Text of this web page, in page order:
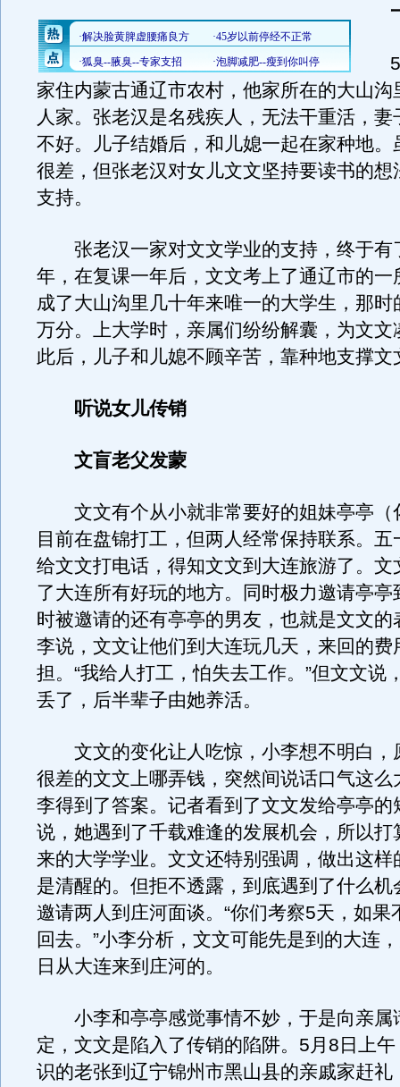
一
51
家住内蒙古通辽市农村，他家所在的大山沟
人家。张老汉是名残疾人，无法干重活，妻
不好。儿子结婚后，和儿媳一起在家种地。
很差，但张老汉对女儿文文坚持要读书的想
支持。
张老汉一家对文文学业的支持，终于有
年，在复课一年后，文文考上了通辽市的一
成了大山沟里几十年来唯一的大学生，那时
万分。上大学时，亲属们纷纷解囊，为文文
此后，儿子和儿媳不顾辛苦，靠种地支撑文
听说女儿传销
文盲老父发蒙
文文有个从小就非常要好的姐妹亭亭（
目前在盘锦打工，但两人经常保持联系。五
给文文打电话，得知文文到大连旅游了。文
了大连所有好玩的地方。同时极力邀请亭亭
时被邀请的还有亭亭的男友，也就是文文的
李说，文文让他们到大连玩几天，来回的费
担。“我给人打工，怕失去工作。”但文文说
丢了，后半辈子由她养活。
文文的变化让人吃惊，小李想不明白，
很差的文文上哪弄钱，突然间说话口气这么
李得到了答案。记者看到了文文发给亭亭的
说，她遇到了千载难逢的发展机会，所以打
来的大学学业。文文还特别强调，做出这样
是清醒的。但拒不透露，到底遇到了什么机
邀请两人到庄河面谈。“你们考察5天，如果
回去。”小李分析，文文可能先是到的大连
日从大连来到庄河的。
小李和亭亭感觉事情不妙，于是向亲属
定，文文是陷入了传销的陷阱。5月8日上
识的老张到辽宁锦州市黑山县的亲戚家赶礼